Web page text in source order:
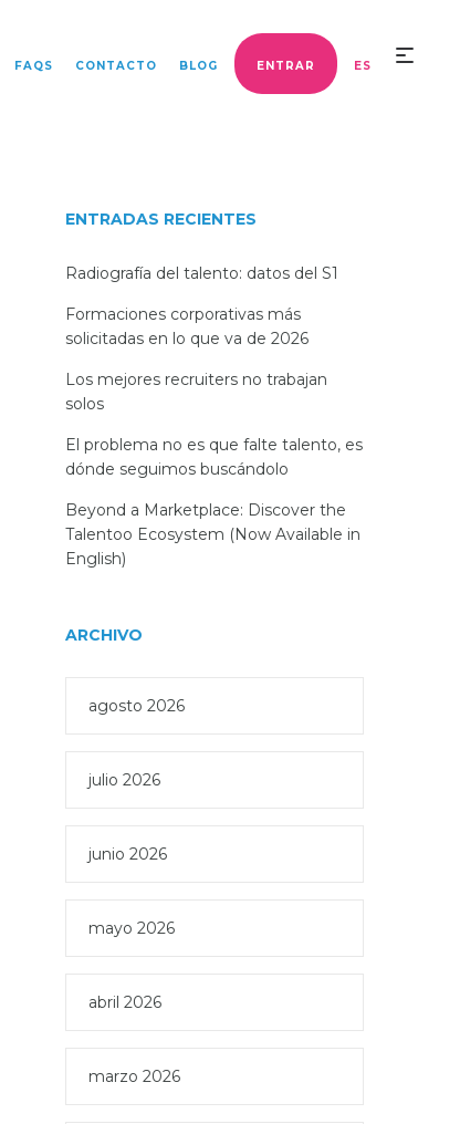
FAQS CONTACTO BLOG ENTRAR ES
ENTRADAS RECIENTES
Radiografía del talento: datos del S1
Formaciones corporativas más
solicitadas en lo que va de 2026
Los mejores recruiters no trabajan
solos
El problema no es que falte talento, es
dónde seguimos buscándolo
Beyond a Marketplace: Discover the
Talentoo Ecosystem (Now Available in
English)
ARCHIVO
agosto 2026
julio 2026
junio 2026
mayo 2026
abril 2026
marzo 2026